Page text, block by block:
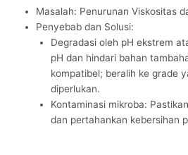
Masalah: Penurunan Viskositas
Penyebab dan Solusi:
Degradasi oleh pH ekstrem
pH dan hindari bahan
kompatibel; beralih ke grade
diperlukan.
Kontaminasi mikroba:
dan pertahankan kebersihan